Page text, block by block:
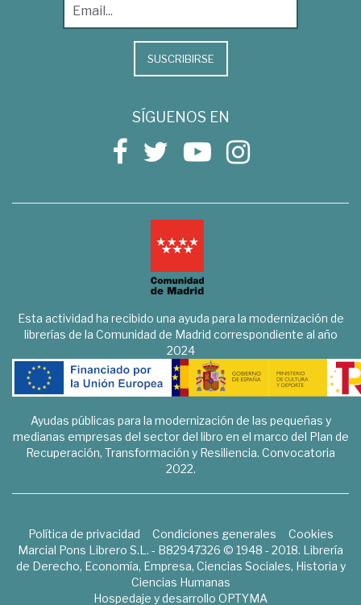
SUSCRIBIRSE
SÍGUENOS EN
Esta actividad ha recibido una ayuda para la modernización de
librerías de la Comunidad de Madrid correspondiente al año
2024
Ayudas públicas para la modernización de las pequeñas y
medianas empresas del sector del libro en el marco del Plan de
Recuperación, Transformación y Resiliencia. Convocatoria
2022.
Política de privacidad Condiciones generales
Cookies
Marcial Pons Librero S.L. - B82947326 © 1948 - 2018. Librería
de Derecho, Economía, Empresa, Ciencias Sociales, Historia y
Ciencias Humanas
Hospedaje y desarrollo OPTYMA